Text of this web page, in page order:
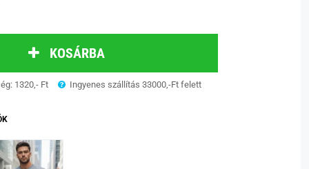
KOSÁRBA
1320,- Ft Ingyenes szállítás 33000,-Ft felett